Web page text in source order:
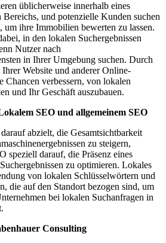
üblicherweise innerhalb eines
Bereichs, und potenzielle Kunden suchen
ihre Immobilien bewerten zu lassen.
in den lokalen Suchergebnissen
Nutzer nach
in Ihrer Umgebung suchen. Durch
Website und anderer Online-
Chancen verbessern, von lokalen
und Ihr Geschäft auszubauen.
SEO und allgemeinem SEO
abzielt, die Gesamtsichtbarkeit
zu steigern,
speziell darauf, die Präsenz eines
zu optimieren. Lokales
von lokalen Schlüsselwörtern und
die auf den Standort bezogen sind, um
bei lokalen Suchanfragen in
Consulting